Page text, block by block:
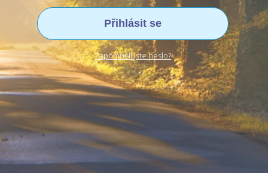
Přihlásit se
Zapomněli jste heslo?